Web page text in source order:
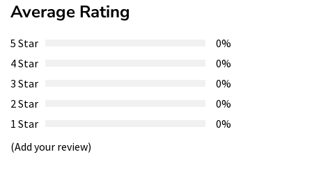
Average Rating
5 Star
0%
4 Star
0%
3 Star
0%
2 Star
0%
1 Star
0%
(Add your review)